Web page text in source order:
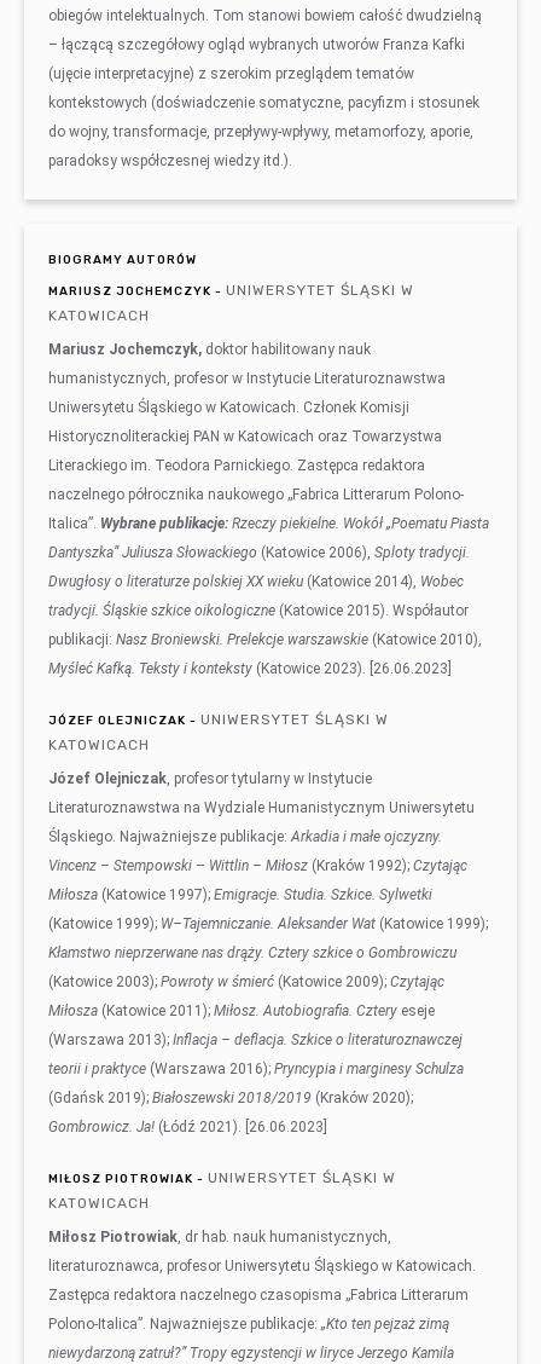
obiegów intelektualnych. Tom stanowi bowiem całość dwudzielną
– łączącą szczegółowy ogląd wybranych utworów Franza Kafki
(ujęcie interpretacyjne) z szerokim przeglądem tematów
kontekstowych (doświadczenie somatyczne, pacyfizm i stosunek
do wojny, transformacje, przepływy-wpływy, metamorfozy, aporie,
paradoksy współczesnej wiedzy itd.).
BIOGRAMY AUTORÓW
MARIUSZ JOCHEMCZYK - UNIWERSYTET ŚLĄSKI W
KATOWICACH
Mariusz Jochemczyk, doktor habilitowany nauk
humanistycznych, profesor w Instytucie Literaturoznawstwa
Uniwersytetu Śląskiego w Katowicach. Członek Komisji
Historycznoliterackiej PAN w Katowicach oraz Towarzystwa
Literackiego im. Teodora Parnickiego. Zastępca redaktora
naczelnego półrocznika naukowego „Fabrica Litterarum Polono-
Italica”. Wybrane publikacje: Rzeczy piekielne. Wokół „Poematu Piasta
Dantyszka” Juliusza Słowackiego (Katowice 2006), Sploty tradycji.
Dwugłosy o literaturze polskiej XX wieku (Katowice 2014), Wobec
tradycji. Śląskie szkice oikologiczne (Katowice 2015). Współautor
publikacji: Nasz Broniewski. Prelekcje warszawskie (Katowice 2010),
Myśleć Kafką. Teksty i konteksty (Katowice 2023). [26.06.2023]
JÓZEF OLEJNICZAK - UNIWERSYTET ŚLĄSKI W
KATOWICACH
Józef Olejniczak, profesor tytularny w Instytucie
Literaturoznawstwa na Wydziale Humanistycznym Uniwersytetu
Śląskiego. Najważniejsze publikacje:Arkadia i małe ojczyzny.
Vincenz – Stempowski – Wittlin – Miłosz (Kraków 1992); Czytając
Miłosza (Katowice 1997); Emigracje. Studia. Szkice. Sylwetki
(Katowice 1999); W–Tajemniczanie. Aleksander Wat (Katowice 1999);
Kłamstwo nieprzerwane nas drąży. Cztery szkice o Gombrowiczu
(Katowice 2003); Powroty w śmierć (Katowice 2009); Czytając
Miłosza (Katowice 2011); Miłosz. Autobiografia. Cztery eseje
(Warszawa 2013); Inflacja – deflacja. Szkice o literaturoznawczej
teorii i praktyce (Warszawa 2016); Pryncypia i marginesy Schulza
(Gdańsk 2019); Białoszewski 2018/2019 (Kraków 2020);
Gombrowicz. Ja! (Łódź 2021). [26.06.2023]
MIŁOSZ PIOTROWIAK - UNIWERSYTET ŚLĄSKI W
KATOWICACH
Miłosz Piotrowiak, dr hab. nauk humanistycznych,
literaturoznawca, profesor Uniwersytetu Śląskiego w Katowicach.
Zastępca redaktora naczelnego czasopisma „Fabrica Litterarum
Polono-Italica”. Najważniejsze publikacje: „Kto ten pejzaż zimą
niewydarzoną zatruł?” Tropy egzystencji w liryce Jerzego Kamila